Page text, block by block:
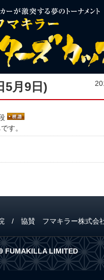
5月9日)
す。
/ 協賛 フマキラー株式会
FUMAKILLA LIMITED